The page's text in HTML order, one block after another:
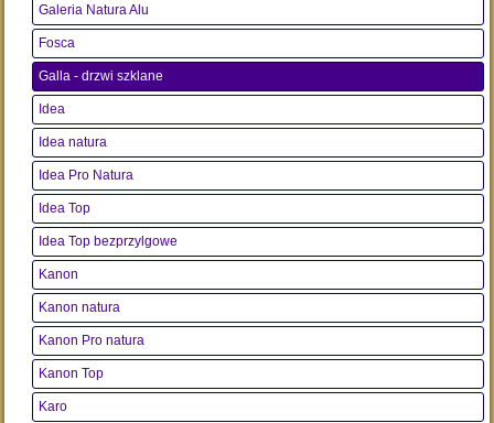
Galeria Natura Alu
Fosca
Galla - drzwi szklane
Idea
Idea natura
Idea Pro Natura
Idea Top
Idea Top bezprzylgowe
Kanon
Kanon natura
Kanon Pro natura
Kanon Top
Karo